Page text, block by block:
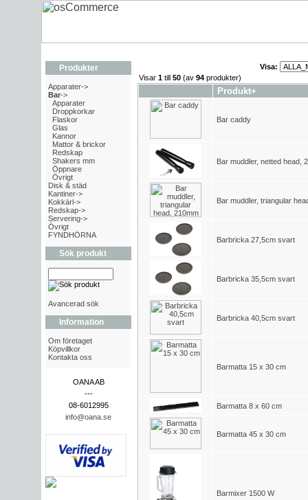
Produkter
Apparater->
Bar->
Apparater
Droppkorkar
Flaskor
Glas
Kannor
Mattor & brickor
Redskap
Shakers mm
Öppnare
Övrigt
Disk & städ
Kantiner->
Kokkärl->
Redskap->
Servering->
Övrigt
FYNDHÖRNA
Sök produkt
Avancerad sök
Information
Om företaget
Köpvillkor
Kontakta oss
OANA AB
---
08-6012995
info@oana.se
Visa:
Visar 1 till 50 (av 94 produkter)
Produkt+
Bar caddy
Bar muddler, netted head,
Bar muddler, triangular
Barbricka 27,5cm svart
Barbricka 35,5cm svart
Barbricka 40,5cm svart
Barmatta 15 x 30 cm
Barmatta 8 x 60 cm
Barmatta 45 x 30 cm
Barmixer 1500 W